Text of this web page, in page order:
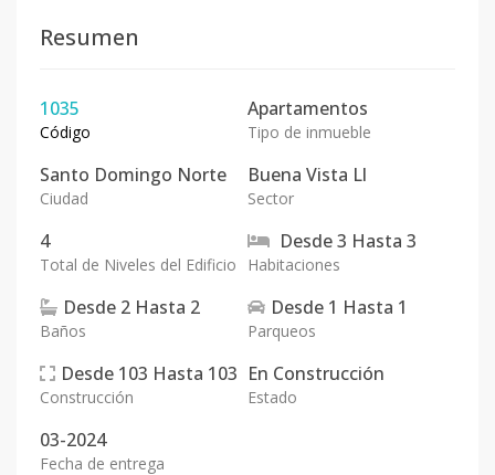
Resumen
1035
Código
Apartamentos
Tipo de inmueble
Santo Domingo Norte
Ciudad
Buena Vista Ll
Sector
4
Total de Niveles del Edificio
Desde3 Hasta 3
Habitaciones
Desde 2 Hasta 2
Baños
Desde 1 Hasta 1
Parqueos
Desde 103 Hasta 103
Construcción
En Construcción
Estado
03-2024
Fecha de entrega